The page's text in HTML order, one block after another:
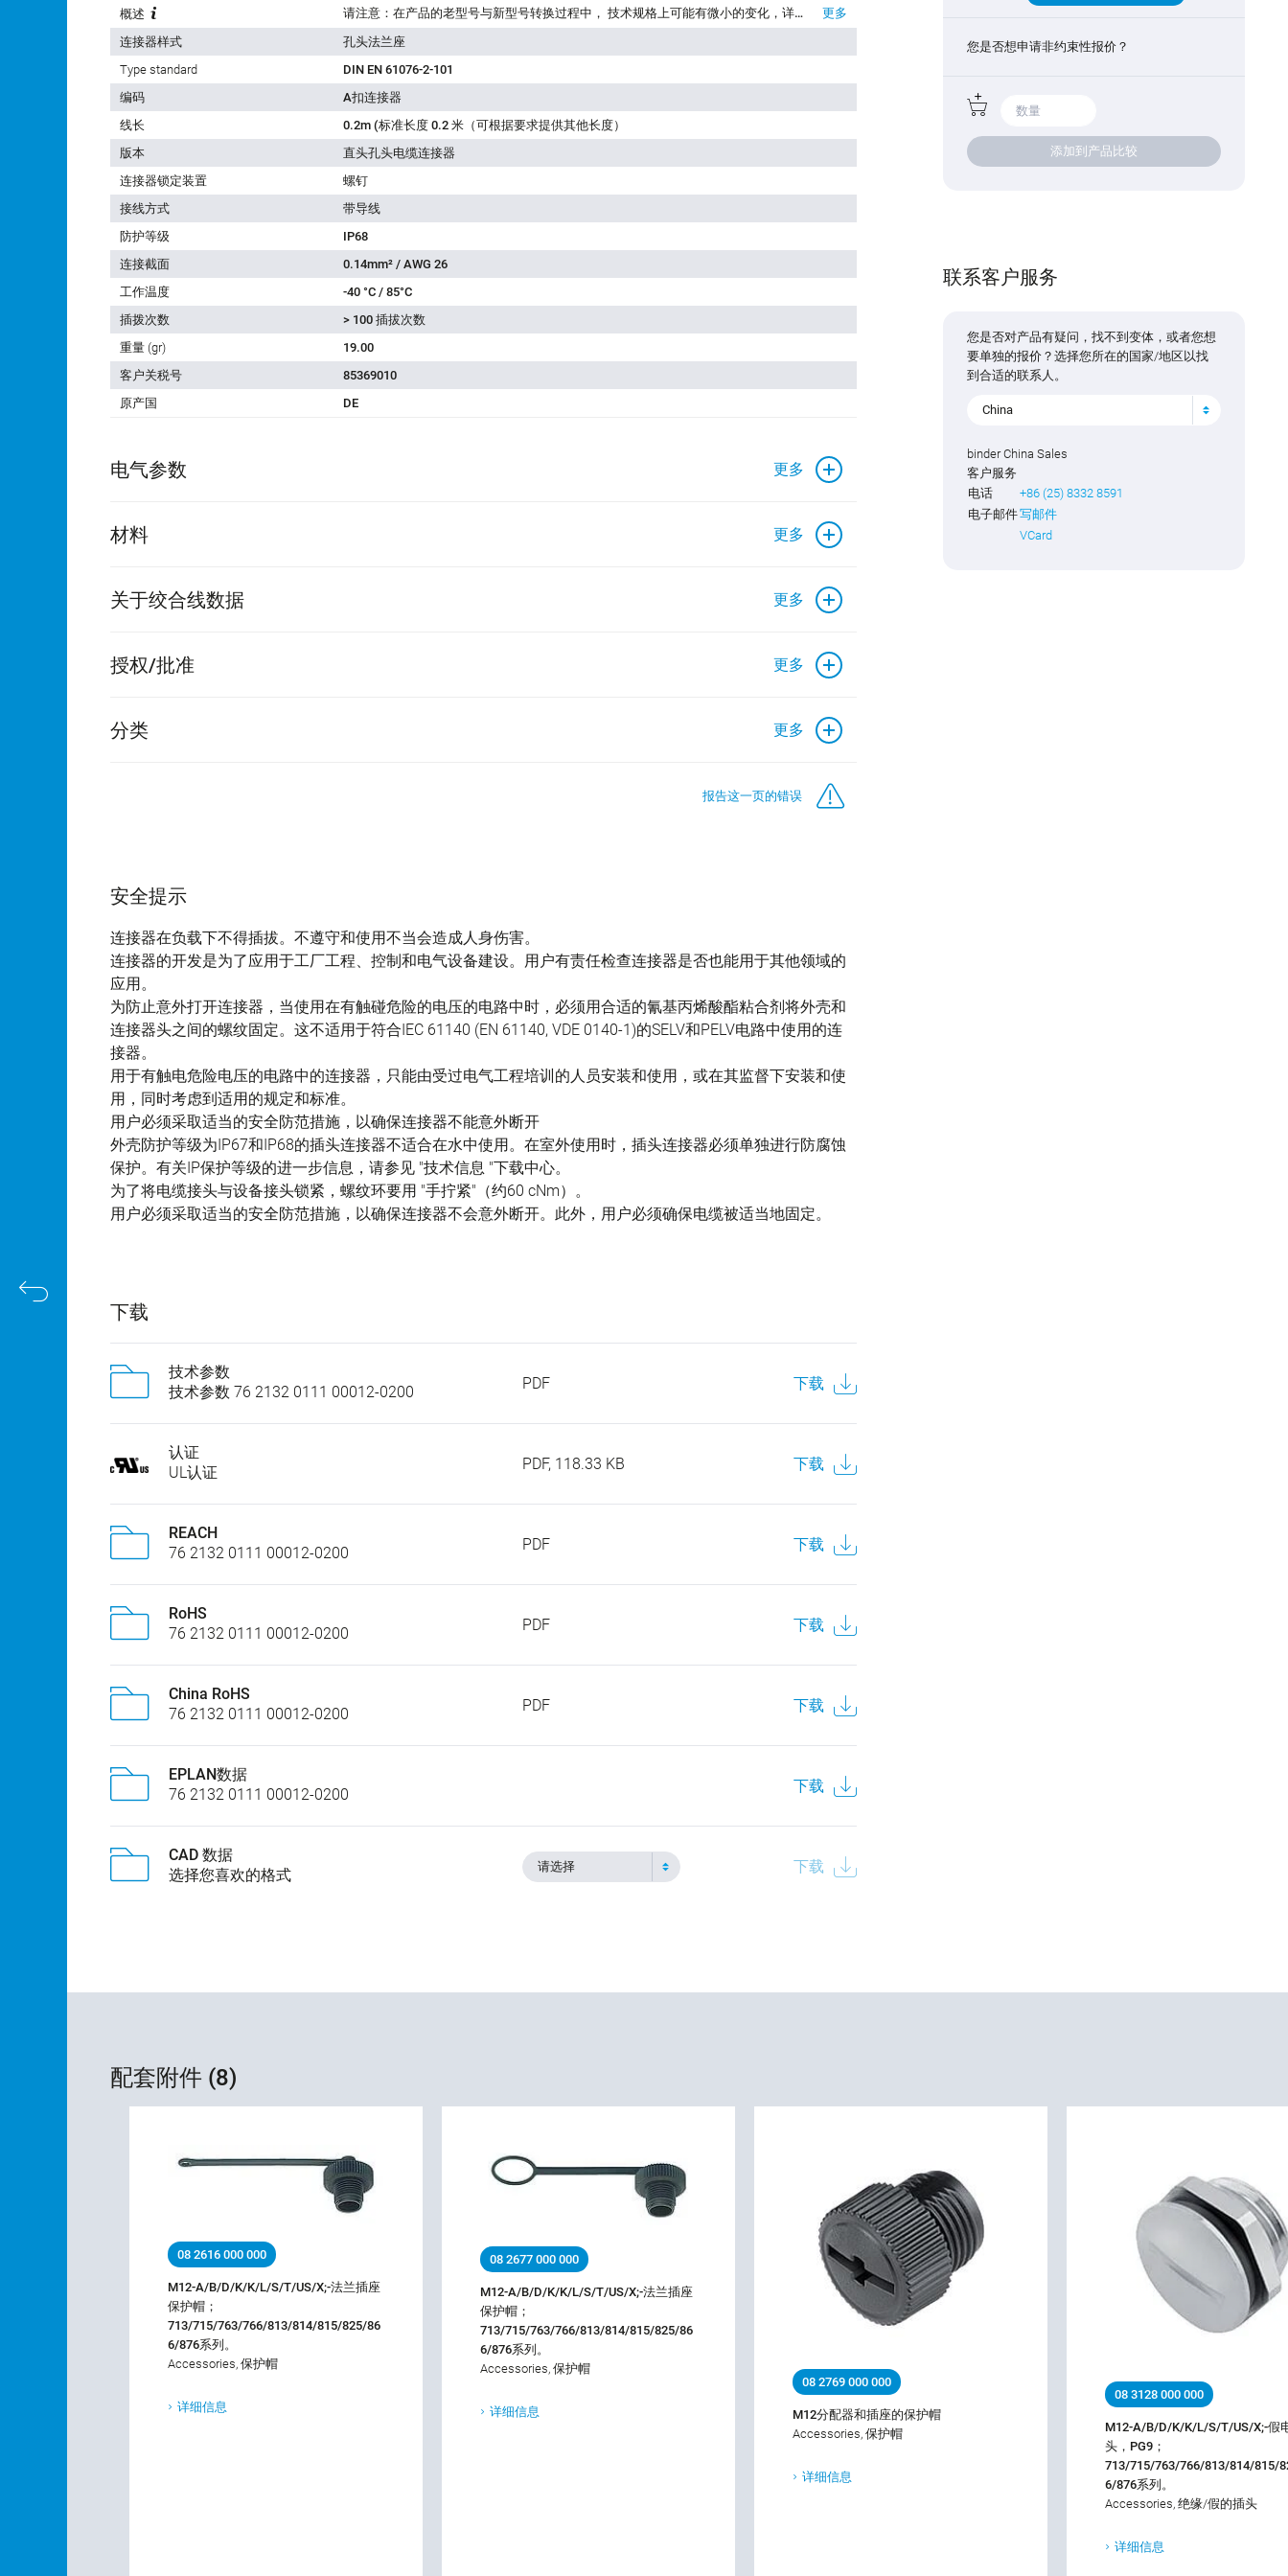
概述 请注意：在产品的老型号与新型号转换过程中， 技术规格上可能有微小的变化，详细情况请联系我们的客户，联系方式见网站右上方“联系我们”.
更多
连接器样式
孔头法兰座
Type standard
DIN EN 61076-2-101
编码
A扣连接器
线长
0.2m (标准长度 0.2 米（可根据要求提供其他长度）
版本
直头孔头电缆连接器
连接器锁定装置
螺钉
接线方式
带导线
防护等级
IP68
连接截面
0.14mm² / AWG 26
工作温度
-40 °C / 85°C
插拨次数
> 100 插拔次数
重量 (gr)
19.00
客户关税号
85369010
原产国
DE
电气参数 更多
材料 更多
关于绞合线数据 更多
授权/批准 更多
分类 更多
报告这一页的错误
安全提示
连接器在负载下不得插拔。不遵守和使用不当会造成人身伤害。
连接器的开发是为了应用于工厂工程、控制和电气设备建设。用户有责任检查连接器是否也能用于其他领域的
应用。
为防止意外打开连接器，当使用在有触碰危险的电压的电路中时，必须用合适的氰基丙烯酸酯粘合剂将外壳和
连接器头之间的螺纹固定。这不适用于符合IEC 61140 (EN 61140, VDE 0140-1)的SELV和PELV电路中使用的连
接器。
用于有触电危险电压的电路中的连接器，只能由受过电气工程培训的人员安装和使用，或在其监督下安装和使
用，同时考虑到适用的规定和标准。
用户必须采取适当的安全防范措施，以确保连接器不能意外断开
外壳防护等级为IP67和IP68的插头连接器不适合在水中使用。在室外使用时，插头连接器必须单独进行防腐蚀
保护。有关IP保护等级的进一步信息，请参见 "技术信息 "下载中心。
为了将电缆接头与设备接头锁紧，螺纹环要用 "手拧紧"（约60 cNm）。
用户必须采取适当的安全防范措施，以确保连接器不会意外断开。此外，用户必须确保电缆被适当地固定。
下载
技术参数
技术参数 76 2132 0111 00012-0200
PDF 下载
认证
UL认证
PDF, 118.33 KB 下载
REACH
76 2132 0111 00012-0200
PDF 下载
RoHS
76 2132 0111 00012-0200
PDF 下载
China RoHS
76 2132 0111 00012-0200
PDF 下载
EPLAN数据
76 2132 0111 00012-0200
下载
CAD 数据
选择您喜欢的格式
请选择 下载
您是否想申请非约束性报价？
添加到产品比较
联系客户服务
您是否对产品有疑问，找不到变体，或者您想
要单独的报价？选择您所在的国家/地区以找
到合适的联系人。
China
binder China Sales
客户服务
电话
+86 (25) 8332 8591
电子邮件写邮件
VCard
配套附件 (8)
08 2616 000 000
M12-A/B/D/K/K/L/S/T/US/X;-法兰插座
保护帽；
713/715/763/766/813/814/815/825/86
6/876系列。
Accessories, 保护帽
详细信息
08 2677 000 000
M12-A/B/D/K/K/L/S/T/US/X;-法兰插座
保护帽；
713/715/763/766/813/814/815/825/86
6/876系列。
Accessories, 保护帽
详细信息
08 2769 000 000
M12分配器和插座的保护帽
Accessories, 保护帽
详细信息
08 3128 000 000
M12-A/B/D/K/K/L/S/T/US/X;-假
头，PG9；
713/715/763/766/813/814/815/
6/876系列。
Accessories, 绝缘/假的插头
详细信息